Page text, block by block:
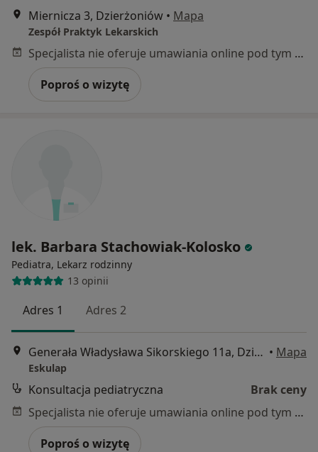
Miernicza 3, Dzierżoniów • Mapa
Zespół Praktyk Lekarskich
Specjalista nie oferuje umawiania online pod tym adresem.
Poproś o wizytę
lek. Barbara Stachowiak-Kolosko
Pediatra, Lekarz rodzinny
13 opinii
Adres 1 Adres 2
Generała Władysława Sikorskiego 11a, Dzierżoniów • Mapa
Eskulap
Konsultacja pediatryczna
Brak ceny
Specjalista nie oferuje umawiania online pod tym adresem.
Poproś o wizytę